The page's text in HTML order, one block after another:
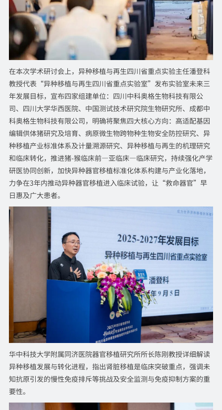
在本次学术研讨会上，异种移植与再生四川省重点实验主任潘登科
教授代表“异种移植与再生四川省重点实验室”发布实验室未来三
年发展目标，宣布四家组建单位：四川中科奥格生物科技有限公
司、四川大学华西医院、中国测试技术研究院生物研究所、成都中
科奥格生物科技有限公司，明确将聚焦四大核心方向：高适配基因
编辑供体猪研究及培育、病原微生物跨物种生物安全防控研究、异
种移植产业标准体系及计量溯源研究、异种移植与再生的机理研究
和临床转化，推进猪-猴临床前—亚临床—临床研究，持续强化产学
研医协同创新，加快异种器官移植标准化体系构建与产业化落地，
力争在3年内推动异种器官移植进入临床试验，让“救命器官”早
日惠及广大患者。
华中科技大学附属同济医院器官移植研究所所长陈刚教授详细解读
异种移植发展与转化进程，指出肾脏移植是临床突破重点，强调未
知抗原引发的慢性免疫排斥等挑战及安全监测与免疫抑制方案的重
要性。